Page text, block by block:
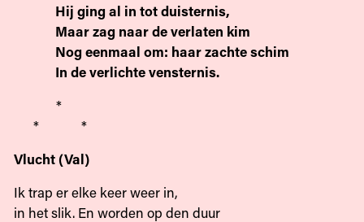
Hij ging al in tot duisternis,
Maar zag naar de verlaten kim
Nog eenmaal om: haar zachte schim
In de verlichte vensternis.
*
* *
Vlucht (Val)
Ik trap er elke keer weer in,
in het slik. En worden op den duur